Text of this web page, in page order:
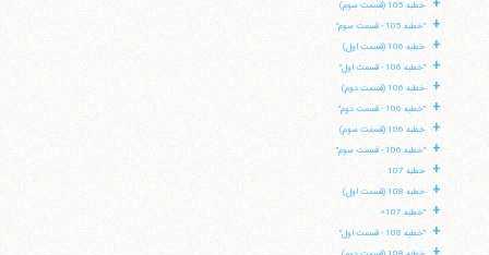
خطبه 105 (قسمت سوم)
+ "خطبه 105 - قسمت سوم"
+ خطبه 106 (قسمت اول)
+ "خطبه 106 - قسمت اول"
+ خطبه 106 (قسمت دوم)
+ "خطبه 106 - قسمت دوم"
+ خطبه 106 (قسمت سوم)
+ "خطبه 106 - قسمت سوم"
+ خطبه 107
+ خطبه 108 (قسمت اول)
+ "خطبه 107»
+ "خطبه 108 - قسمت اول"